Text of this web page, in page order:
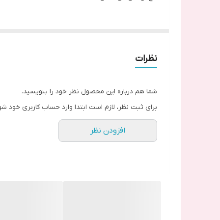
نظرات
شما هم درباره این محصول نظر خود را بنویسید.
برای ثبت نظر، لازم است ابتدا وارد حساب کاربری خود
افزودن نظر